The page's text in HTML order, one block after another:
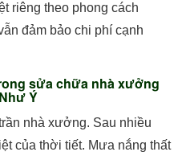
riêng theo phong cách
đảm bảo chi phí cạnh
sửa chữa nhà xưởng
Ý
nhà xưởng. Sau nhiều
của thời tiết. Mưa nắng thất